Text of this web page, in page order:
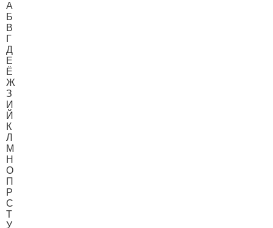
А
Б
В
Г
Д
Е
Ё
Ж
З
И
Й
К
Л
М
Н
О
П
Р
С
Т
У